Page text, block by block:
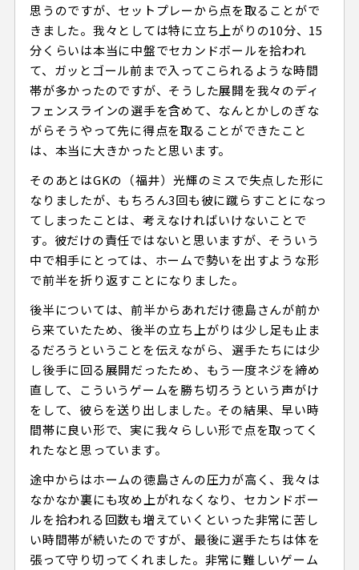
思うのですが、セットプレーから点を取ることがで
きました。我々としては特に立ち上がりの10分、15
分くらいは本当に中盤でセカンドボールを拾われ
て、ガッとゴール前まで入ってこられるような時間
帯が多かったのですが、そうした展開を我々のディ
フェンスラインの選手を含めて、なんとかしのぎな
がらそうやって先に得点を取ることができたこと
は、本当に大きかったと思います。
そのあとはGKの（福井）光輝のミスで失点した形に
なりましたが、もちろん3回も彼に蹴らすことになっ
てしまったことは、考えなければいけないことで
す。彼だけの責任ではないと思いますが、そういう
中で相手にとっては、ホームで勢いを出すような形
で前半を折り返すことになりました。
後半については、前半からあれだけ徳島さんが前か
ら来ていたため、後半の立ち上がりは少し足も止ま
るだろうということを伝えながら、⁮選手⁮たちには少
し後手に回る展開だったため、もう一度ネジを締め
直して、こういうゲームを勝ち切ろうという声がけ
をして、彼らを送り出しました。その結果、早い時
間帯に良い形で、実に我々らしい形で点を取ってく
れたなと思っています。
途中からはホームの徳島さんの圧力が高く、我々は
なかなか裏にも攻め上がれなくなり、セカンドボー
ルを拾われる回数も増えていくといった非常に苦し
い時間帯が続いたのですが、最後に選手たちは体を
張って守り切ってくれました。非常に難しいゲーム